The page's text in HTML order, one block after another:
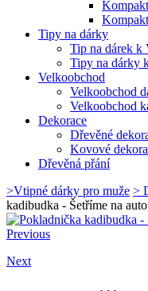
Tipy na dárky
Tip na dárek k
Tipy na dárky
Velkoobchod
Velkoobchod
Velkoobchod
Dekorace
Dřevěné
Kovové
Dřevěná přání
>Vtipné dárky pro muže >
kadibudka - Šetříme na auto
Previous
Next